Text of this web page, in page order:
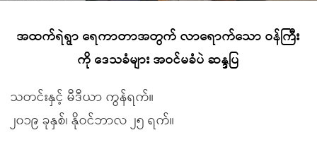
အထက်ရဲရွာ ရေကာတာအတွက် လာရောက်သော ဝန်ကြီး
ကို ဒေသခံများ အဝင်မခံပဲ ဆန္ဒပြ
သတင်းနှင့် မီဒီယာ ကွန်ရက်။
၂၀၁၉ ခုနှစ်၊ နိုဝင်ဘာလ ၂၅ ရက်။